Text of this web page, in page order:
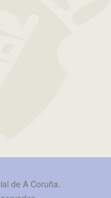
de A Coruña.